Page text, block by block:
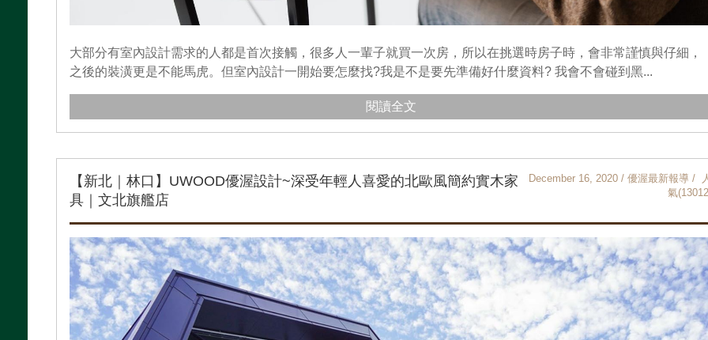
大部分有室內設計需求的人都是首次接觸，很多人一輩子就買一次房，所以在挑選時房子時，會非常謹慎與仔細，
之後的裝潢更是不能馬虎。但室內設計一開始要怎麼找?我是不是要先準備好什麼資料? 我會不會碰到黑...
閱讀全文
【新北｜林口】UWOOD優渥設計~深受年輕人喜愛的北歐風簡約實木家
具｜文北旗艦店
December 16, 2020 / 優渥最新報導 /
氣